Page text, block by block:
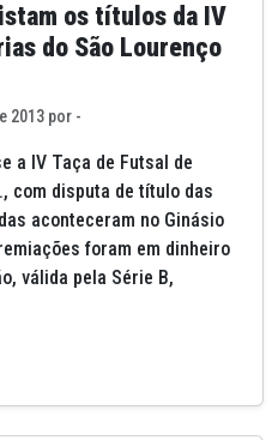
os títulos da IV
do São Lourenço
2013 por -
a IV Taça de Futsal de
com disputa de título das
aconteceram no Ginásio
foram em dinheiro
válida pela Série B,